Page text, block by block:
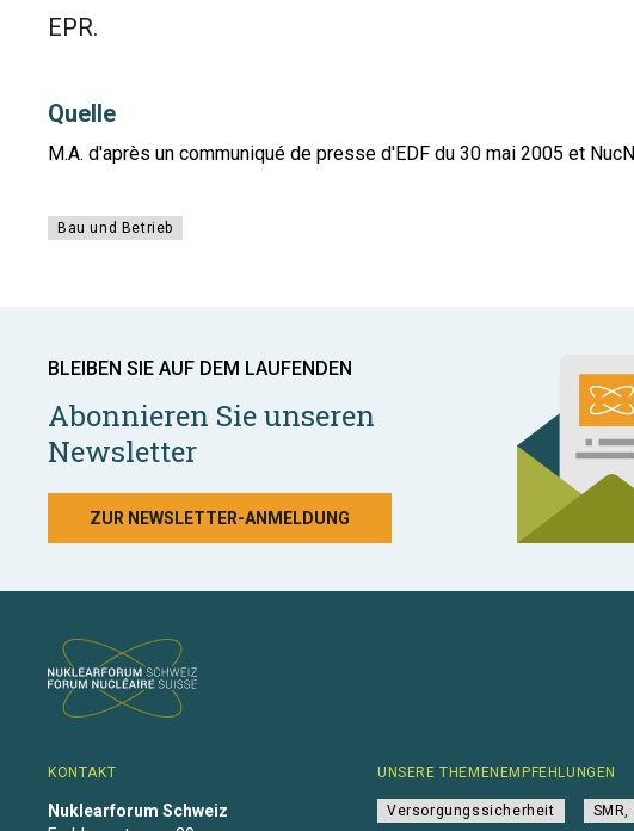
EPR.
Quelle
M.A. d'après un communiqué de presse d'EDF du 30 mai 2005 et
Bau und Betrieb
BLEIBEN SIE AUF DEM LAUFENDEN
Abonnieren Sie unseren
Newsletter
ZUR NEWSLETTER-ANMELDUNG
KONTAKT
Nuklearforum Schweiz
UNSERE THEMENEMPFEHLUNGEN
Versorgungssicherheit SMR,